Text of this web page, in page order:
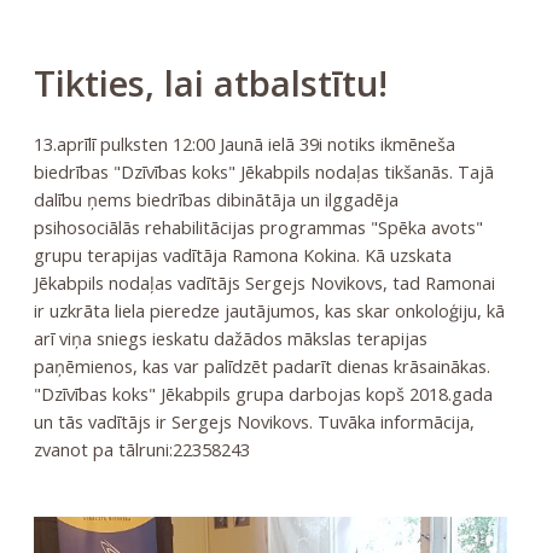
Tikties, lai atbalstītu!
13.aprīlī pulksten 12:00 Jaunā ielā 39i notiks ikmēneša
biedrības "Dzīvības koks" Jēkabpils nodaļas tikšanās. Tajā
dalību ņems biedrības dibinātāja un ilggadēja
psihosociālās rehabilitācijas programmas "Spēka avots"
grupu terapijas vadītāja Ramona Kokina. Kā uzskata
Jēkabpils nodaļas vadītājs Sergejs Novikovs, tad Ramonai
ir uzkrāta liela pieredze jautājumos, kas skar onkoloģiju, kā
arī viņa sniegs ieskatu dažādos mākslas terapijas
paņēmienos, kas var palīdzēt padarīt dienas krāsainākas.
"Dzīvības koks" Jēkabpils grupa darbojas kopš 2018.gada
un tās vadītājs ir Sergejs Novikovs. Tuvāka informācija,
zvanot pa tālruni:22358243